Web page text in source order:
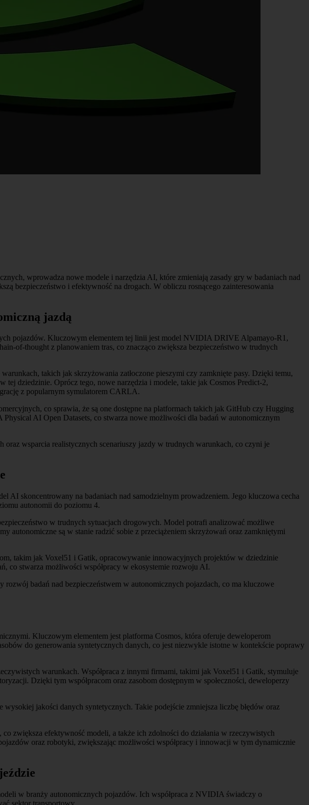
wprowadza nowe modele i narzędzia AI, które zmieniają zasady gry w badaniach nad
bezpieczeństwo i efektywność na drogach. W obliczu rosnącego zainteresowania
jazdą
pojazdów. Kluczowym elementem tej linii jest model NVIDIA DRIVE Alpamayo-R1,
of-thought z planowaniem tras, co znacząco zwiększa bezpieczeństwo w trudnych
takich jak skrzyżowania zatłoczone pieszymi czy zamknięte pasy. Dzięki temu,
dziedzinie. Oprócz tego, nowe narzędzia i modele, takie jak Cosmos Predict-2,
z popularnym symulatorem CARLA.
co sprawia, że są one dostępne na platformach takich jak GitHub czy Hugging
AI Open Datasets, co stwarza nowe możliwości dla badań w autonomicznym
wsparcia realistycznych scenariuszy jazdy w trudnych warunkach, co czyni je
AI skoncentrowany na badaniach nad samodzielnym prowadzeniem. Jego kluczowa cecha
autonomii do poziomu 4.
w trudnych sytuacjach drogowych. Model potrafi analizować możliwe
autonomiczne są w stanie radzić sobie z przeciążeniem skrzyżowań oraz zamkniętymi
takim jak Voxel51 i Gatik, opracowywanie innowacyjnych projektów w dziedzinie
co stwarza możliwości współpracy w ekosystemie rozwoju AI.
badań nad bezpieczeństwem w autonomicznych pojazdach, co ma kluczowe
Kluczowym elementem jest platforma Cosmos, która oferuje deweloperom
do generowania syntetycznych danych, co jest niezwykle istotne w kontekście poprawy
warunkach. Współpraca z innymi firmami, takimi jak Voxel51 i Gatik, stymuluje
Dzięki tym współpracom oraz zasobom dostępnym w społeczności, deweloperzy
jakości danych syntetycznych. Takie podejście zmniejsza liczbę błędów oraz
zwiększa efektywność modeli, a także ich zdolności do działania w rzeczywistych
oraz robotyki, zwiększając możliwości współpracy i innowacji w tym dynamicznie
w branży autonomicznych pojazdów. Ich współpraca z NVIDIA świadczy o
sektor transportowy.